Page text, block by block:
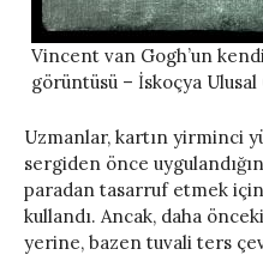
Vincent van Gogh’un
görüntüsü – İskoçya
Uzmanlar, kartın yirminci
sergiden önce
paradan tasarruf etmek
kullandı. Ancak, daha
yerine, bazen tuvali ters